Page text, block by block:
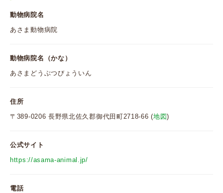
動物病院名
あさま動物病院
動物病院名（かな）
あさまどうぶつびょういん
住所
〒389-0206 長野県北佐久郡御代田町2718-66 (地図)
公式サイト
https://asama-animal.jp/
電話